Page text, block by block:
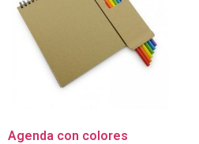
Agenda con colores